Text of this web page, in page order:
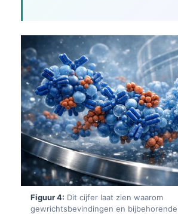
Figuur 4: Dit cijfer laat zien waarom
gewrichtsbevindingen en